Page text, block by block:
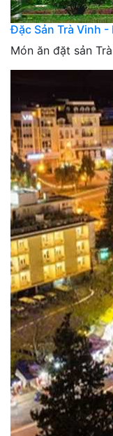
Đặc Sản Trà Vinh
Món ăn đặt sản